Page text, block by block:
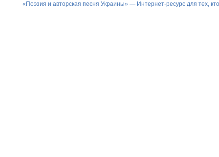
«Поэзия и авторская песня Украины» — Интернет-ресурс для тех,